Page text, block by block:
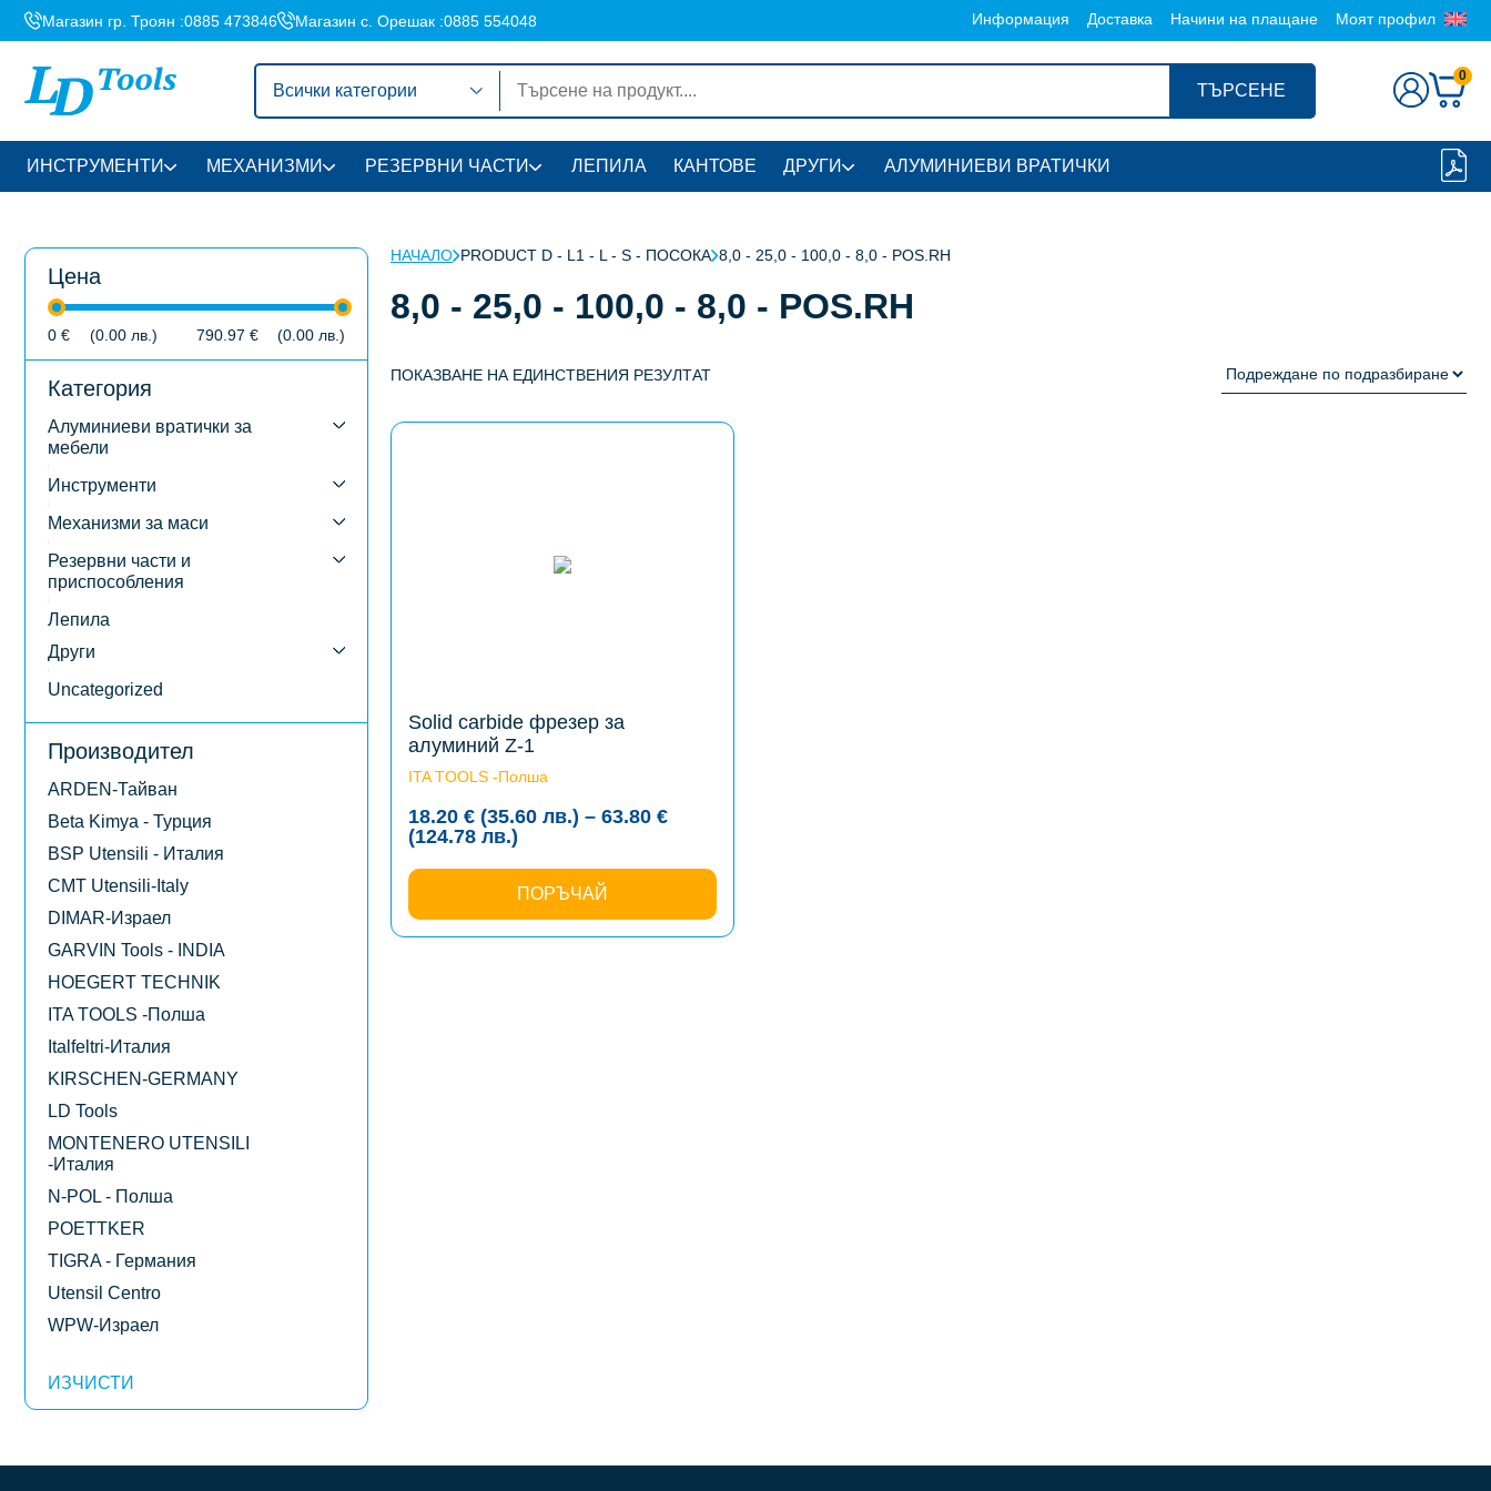
Магазин гр. Троян :0885 473846 Магазин с. Орешак :0885 554048 Информация Доставка Начини на плащане Моят профил
Всички категории ТЪРСЕНЕ
0
ИНСТРУМЕНТИ МЕХАНИЗМИ РЕЗЕРВНИ ЧАСТИ ЛЕПИЛА КАНТОВЕ ДРУГИ АЛУМИНИЕВИ ВРАТИЧКИ
НАЧАЛО PRODUCT D - L1 - L - S - ПОСОКА 8,0 - 25,0 - 100,0 - 8,0 - POS.RH
8,0 - 25,0 - 100,0 - 8,0 - POS.RH
ПОКАЗВАНЕ НА ЕДИНСТВЕНИЯ РЕЗУЛТАТ
Solid carbide фрезер за
алуминий Z-1
ITA TOOLS -Полша
18.20 € (35.60 лв.) – 63.80 €
(124.78 лв.)
18.20 €
(35.60
лв.)
through
ПОРЪЧАЙ
Цена
0 € (0.00 лв. ) 790.97 € (0.00 лв. )
Категория
Алуминиеви вратички за
мебели
Инструменти
Механизми за маси
Резервни части и
приспособления
Лепила
Други
Uncategorized
Производител
ARDEN-Тайван
Beta Kimya - Турция
BSP Utensili - Италия
CMT Utensili-Italy
DIMAR-Израел
GARVIN Tools - INDIA
HOEGERT TECHNIK
ITA TOOLS -Полша
Italfeltri-Италия
KIRSCHEN-GERMANY
LD Tools
MONTENERO UTENSILI
-Италия
N-POL - Полша
POETTKER
TIGRA - Германия
Utensil Centro
WPW-Израел